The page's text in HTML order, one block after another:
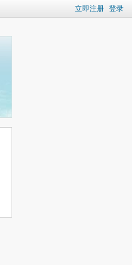
立即注册 登录